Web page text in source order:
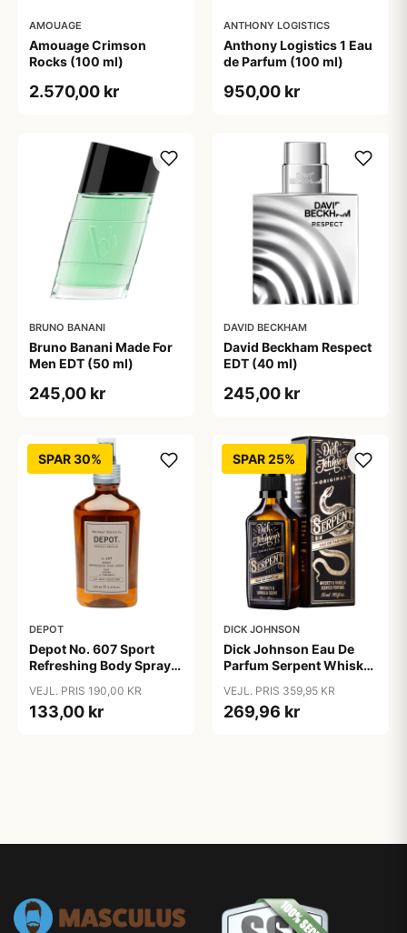
AMOUAGE
Amouage Crimson
Rocks (100 ml)
2.570,00 kr
ANTHONY LOGISTICS
Anthony Logistics 1 Eau
de Parfum (100 ml)
950,00 kr
BRUNO BANANI
Bruno Banani Made For
Men EDT (50 ml)
245,00 kr
DAVID BECKHAM
David Beckham Respect
EDT (40 ml)
245,00 kr
SPAR 30%
DEPOT
Depot No. 607 Sport
Refreshing Body Spray
VEJL. PRIS 190,00 KR
133,00 kr
SPAR 25%
DICK JOHNSON
Dick Johnson Eau De
Parfum Serpent Whiskey
VEJL. PRIS 359,95 KR
269,96 kr